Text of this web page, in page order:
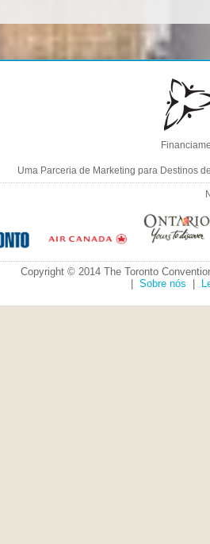
Uma Parceria de Marketing para Destinos
Copyright © 2014 The Toronto
Sobre nós